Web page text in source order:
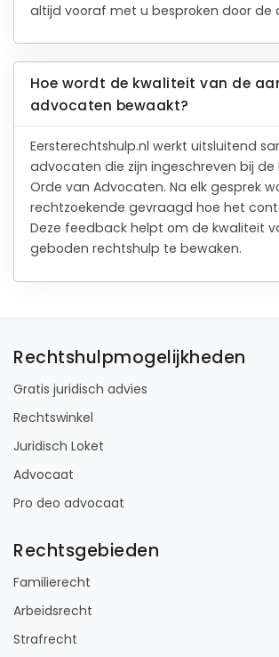
altijd vooraf met u besproken door de
Hoe wordt de kwaliteit van de
advocaten bewaakt?
Eersterechtshulp.nl werkt uitsluitend
advocaten die zijn ingeschreven bij de
Orde van Advocaten. Na elk gesprek
rechtzoekende gevraagd hoe het
Deze feedback helpt om de kwaliteit
geboden rechtshulp te bewaken.
Rechtshulpmogelijkheden
Gratis juridisch advies
Rechtswinkel
Juridisch Loket
Advocaat
Pro deo advocaat
Rechtsgebieden
Familierecht
Arbeidsrecht
Strafrecht